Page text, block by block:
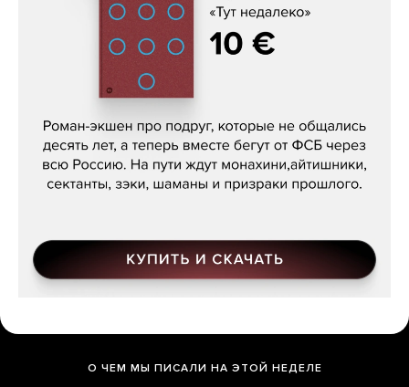
Кира Ярмыш, «Тут недалеко»
О ЧЕМ МЫ ПИСАЛИ НА ЭТОЙ НЕДЕЛЕ